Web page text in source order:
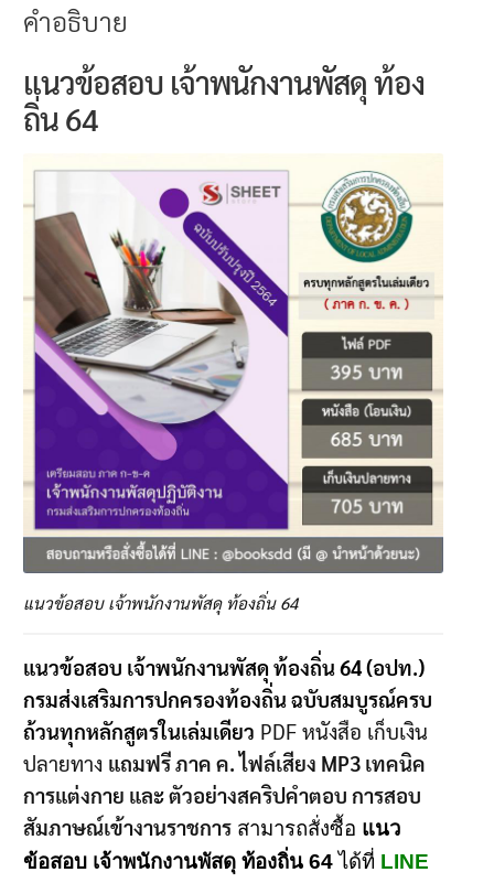
คำอธิบาย
แนวข้อสอบ เจ้าพนักงานพัสดุ ท้อง
ถิ่น 64
แนวข้อสอบ เจ้าพนักงานพัสดุ ท้องถิ่น 64
แนวข้อสอบ เจ้าพนักงานพัสดุ ท้องถิ่น 64 (อปท.)
กรมส่งเสริมการปกครองท้องถิ่น ฉบับสมบูรณ์ครบ
ถ้วนทุกหลักสูตรในเล่มเดียว PDF หนังสือ เก็บเงิน
ปลายทาง แถมฟรี ภาค ค. ไฟล์เสียง MP3 เทคนิค
การแต่งกาย และ ตัวอย่างสคริปคำตอบ การสอบ
สัมภาษณ์เข้างานราชการ สามารถสั่งซื้อ แนว
ข้อสอบ เจ้าพนักงานพัสดุ ท้องถิ่น 64ได้ที่ LINE